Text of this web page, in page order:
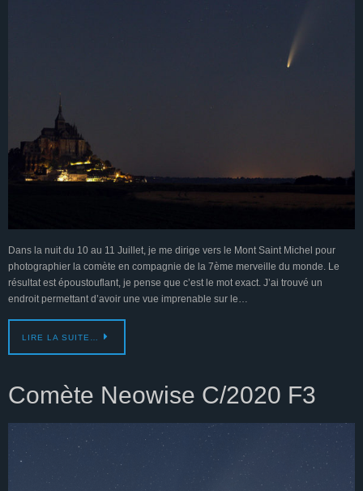
Dans la nuit du 10 au 11 Juillet, je me dirige vers le Mont Saint Michel pour
photographier la comète en compagnie de la 7ème merveille du monde. Le
résultat est époustouflant, je pense que c’est le mot exact. J’ai trouvé un
endroit permettant d’avoir une vue imprenable sur le…
LIRE LA SUITE…
Comète Neowise C/2020 F3